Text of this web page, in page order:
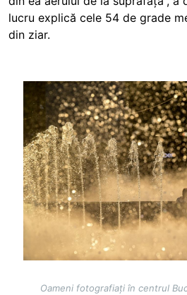
lucru explică cele 54 de grade
din ziar.
Oameni fotografiați în centrul